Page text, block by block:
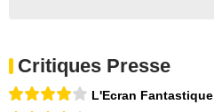
Critiques Presse
L'Ecran Fantastique